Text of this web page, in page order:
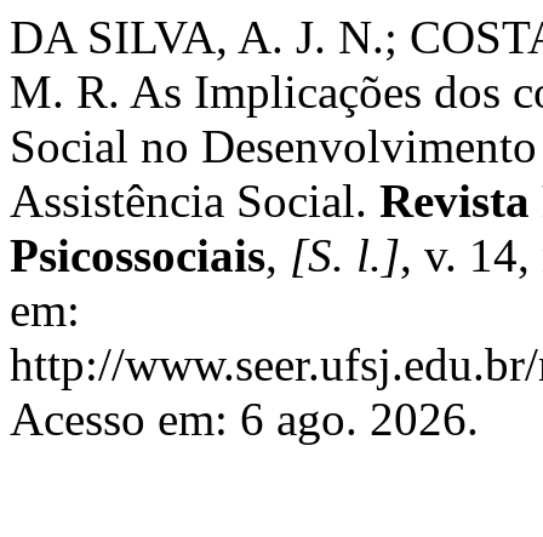
DA SILVA, A. J. N.;
M. R. As Implicações dos
Social no
Assistência Social. Revista
Psicossociais, [S. l.], v.
em:
http://
Acesso em: 6 ago. 2026.